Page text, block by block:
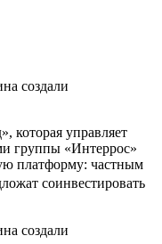
управляет
группы «Интеррос»
платформу: частным
соинвестировать